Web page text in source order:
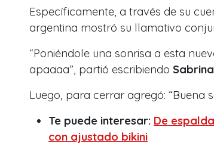
Específicamente, a través de su
argentina mostró su llamativo
“Poniéndole una sonrisa a esta
apaaaa”, partió escribiendo Sabrina
Luego, para cerrar agregó: “Buena
Te puede interesar: De
con ajustado bikini